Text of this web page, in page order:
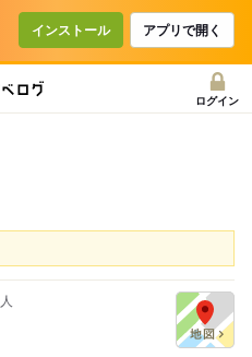
インストール アプリで開く
ログイン
人